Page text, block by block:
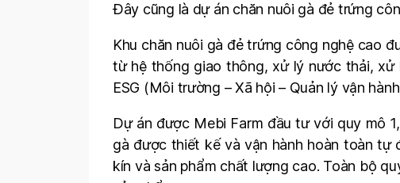
Đây cũng là dự án chăn nuôi gà đẻ trứng
Khu chăn nuôi gà đẻ trứng công nghệ cao
từ hệ thống giao thông, xử lý nước thải,
ESG (Môi trường – Xã hội – Quản lý vận
Dự án được Mebi Farm đầu tư với quy mô
gà được thiết kế và vận hành hoàn toàn
kín và sản phẩm chất lượng cao. Toàn bộ